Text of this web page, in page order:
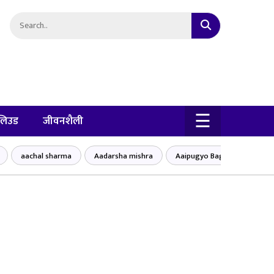
☰
जीवनशैली
aachal sharma Aadarsha mishra Aaipugyo Baglung bajar